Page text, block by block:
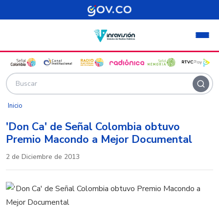
Pasar al contenido principal
Inicio
'Don Ca' de Señal Colombia obtuvo
Premio Macondo a Mejor Documental
2 de Diciembre de 2013